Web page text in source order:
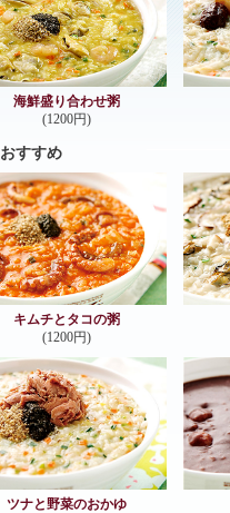
海鮮盛り合わせ粥
(1200円)
おすすめ
キムチとタコの粥
(1200円)
ツナと野菜のおかゆ